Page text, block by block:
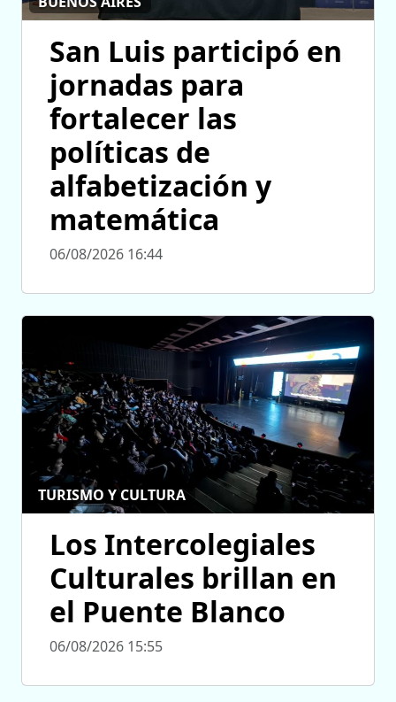
San Luis participó en
jornadas para
fortalecer las
políticas de
alfabetización y
matemática
06/08/2026 16:44
TURISMO Y CULTURA
Los Intercolegiales
Culturales brillan en
el Puente Blanco
06/08/2026 15:55